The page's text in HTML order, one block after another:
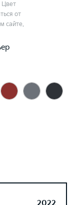
Цвет
от
сайте.